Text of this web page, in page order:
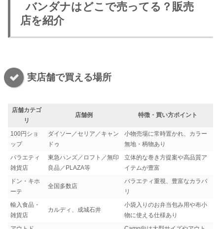
バンダナはどこで売ってる？販売
店を紹介
実店舗で買える場所
店舗カテゴ
リ
店舗例 特徴・買い方ポイント
100円ショ
ップ
ダイソー／セリア／キャン
ドゥ
小物売場に常時置かれ、カラー
無地・柄物あり
バラエティ
雑貨店
東急ハンズ／ロフト／無印
良品／PLAZA等
立体的な巻き方提案や高品質ア
イテムが豊富
ドン・キホ
ーテ
全国多数店
バラエティ重視、豊富なカラバ
リ
輸入食品・
雑貨店
カルディ、成城石井
小袋入りのお弁当包み用や布小
物に使える仕様あり